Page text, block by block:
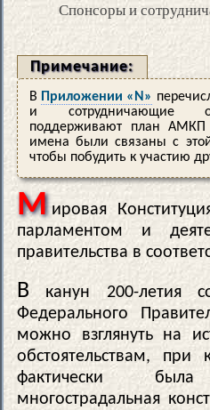
Спонсоры и
Примечание:
В Приложении «N»
и сотрудничающие
поддерживают план
имена были связаны с
чтобы побудить к участию
М ировая
парламентом и
правительства в
Вканун 200-летия
Федерального
можно взглянуть на
обстоятельствам,
фактически
многострадальная